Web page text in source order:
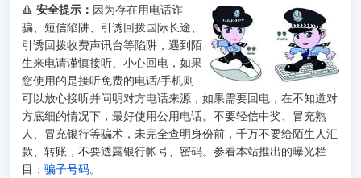
🔺 安全提示： 因为存在用电话诈
骗、短信陷阱、引诱回拨国际长途、
引诱回拨收费声讯台等陷阱，遇到陌
生来电请谨慎接听、小心回电，如果
您使用的是接听免费的电话/手机则
可以放心接听并问明对方电话来源，如果需要回电，在不知道对
方底细的情况下，最好使用公用电话。不要轻信中奖、冒充熟
人、冒充银行等骗术，未完全查明身份前，千万不要给陌生人汇
款、转账，不要透露银行帐号、密码。参看本站推出的曝光栏
目： 骗子号码。